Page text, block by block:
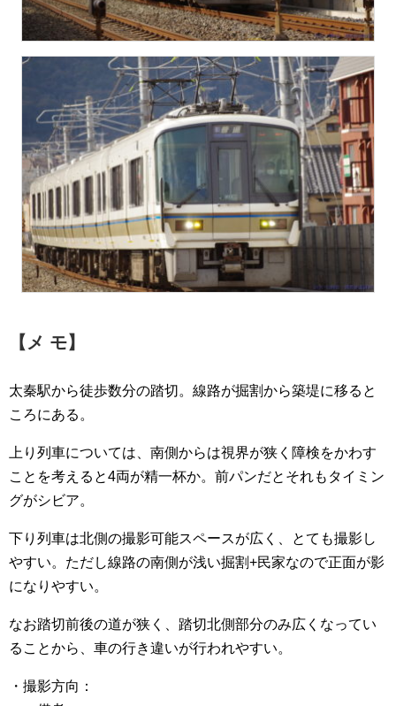
【メ モ】
太秦駅から徒歩数分の踏切。線路が掘割から築堤に移ると
ころにある。
上り列車については、南側からは視界が狭く障検をかわす
ことを考えると4両が精一杯か。前パンだとそれもタイミン
グがシビア。
下り列車は北側の撮影可能スペースが広く、とても撮影し
やすい。ただし線路の南側が浅い掘割+民家なので正面が影
になりやすい。
なお踏切前後の道が狭く、踏切北側部分のみ広くなってい
ることから、車の行き違いが行われやすい。
・撮影方向：